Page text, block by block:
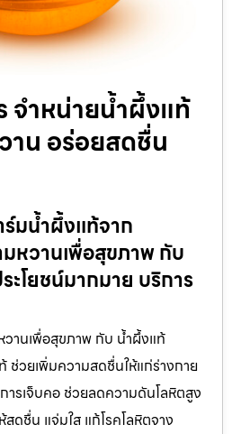
จำหน่ายน้ำผึ้งแท้
าน อร่อยสดชื่น
มน้ำผึ้งแท้จาก
มหวานเพื่อสุขภาพ กับ
ะโยชน์มากมาย บริการ
านเพื่อสุขภาพ กับ น้ำผึ้งแท้
วยเพิ่มความสดชื่นให้แก่ร่างกาย
ารเจ็บคอ ช่วยลดความดันโลหิตสูง
สดชื่น แจ่มใส แก้โรคโลหิตจาง